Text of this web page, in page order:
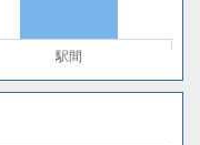
駅間